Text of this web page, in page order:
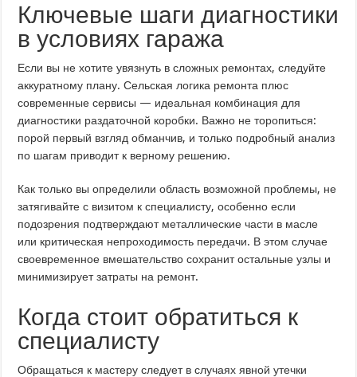
Ключевые шаги диагностики
в условиях гаража
Если вы не хотите увязнуть в сложных ремонтах, следуйте
аккуратному плану. Сельская логика ремонта плюс
современные сервисы — идеальная комбинация для
диагностики раздаточной коробки. Важно не торопиться:
порой первый взгляд обманчив, и только подробный анализ
по шагам приводит к верному решению.
Как только вы определили область возможной проблемы, не
затягивайте с визитом к специалисту, особенно если
подозрения подтверждают металлические части в масле
или критическая непроходимость передачи. В этом случае
своевременное вмешательство сохранит остальные узлы и
минимизирует затраты на ремонт.
Когда стоит обратиться к
специалисту
Обращаться к мастеру следует в случаях явной утечки